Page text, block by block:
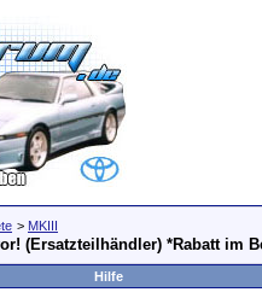
> MKIII
(Ersatzteilhändler) *Rabatt im
Hilfe